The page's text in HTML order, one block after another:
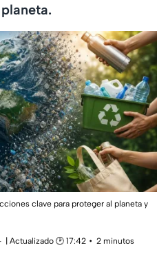
clave para proteger al planeta y
| Actualizado 🕑 17:42
2 minutos